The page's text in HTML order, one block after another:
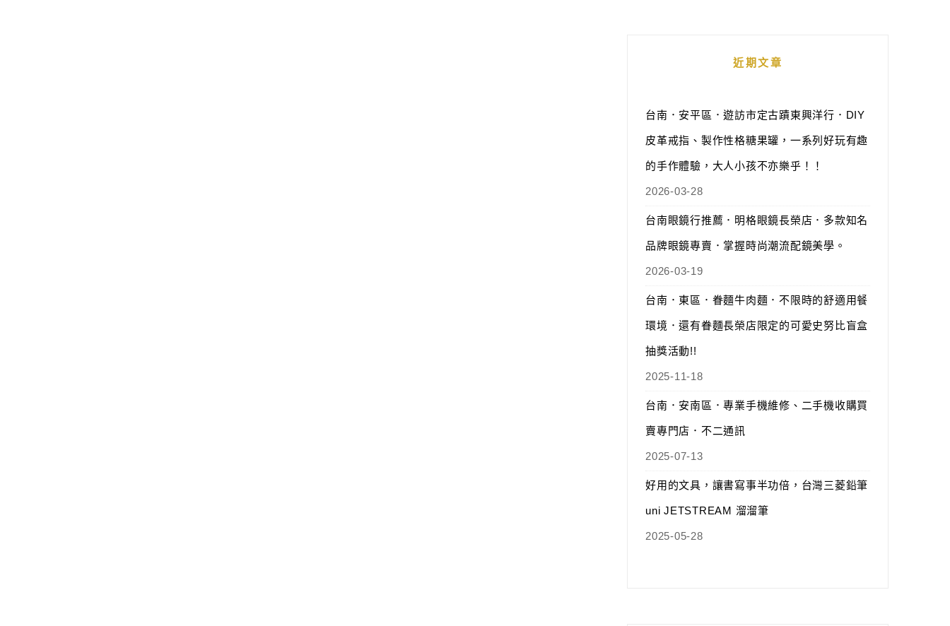
近期文章
台南．安平區．遊訪市定古蹟東興洋行．DIY
皮革戒指、製作性格糖果罐，一系列好玩有趣
的手作體驗，大人小孩不亦樂乎！！
2026-03-28
台南眼鏡行推薦．明格眼鏡長榮店．多款知名
品牌眼鏡專賣．掌握時尚潮流配鏡美學。
2026-03-19
台南．東區．眷麵牛肉麵．不限時的舒適用餐
環境．還有眷麵長榮店限定的可愛史努比盲盒
抽獎活動!!
2025-11-18
台南．安南區．專業手機維修、二手機收購買
賣專門店．不二通訊
2025-07-13
好用的文具，讓書寫事半功倍，台灣三菱鉛筆
uni JETSTREAM 溜溜筆
2025-05-28